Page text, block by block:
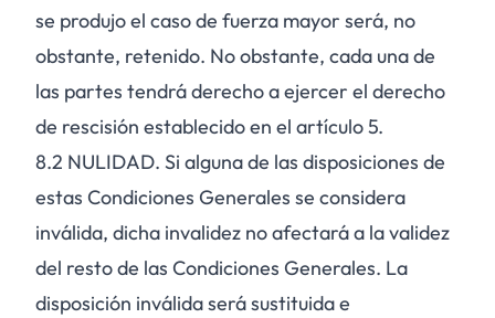
se produjo el caso de fuerza mayor será, no
obstante, retenido. No obstante, cada una de
las partes tendrá derecho a ejercer el derecho
de rescisión establecido en el artículo 5.
8.2 NULIDAD. Si alguna de las disposiciones de
estas Condiciones Generales se considera
inválida, dicha invalidez no afectará a la validez
del resto de las Condiciones Generales. La
disposición inválida será sustituida e